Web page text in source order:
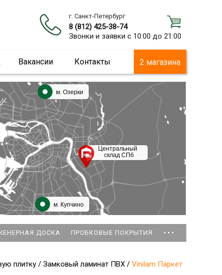
г. Санкт-Петербург
8 (812) 425-38-74
Звонки и заявки с 10:00 до 21:00
Вакансии Контакты 2 магазина
м. Озерки
м. Купчино
Центральный
склад СПб
ДОСКА ПРОБКОВЫЕ ПОКРЫТИЯ ...
плитку / Замковый ламинат ПВХ / Vinilam Паркет